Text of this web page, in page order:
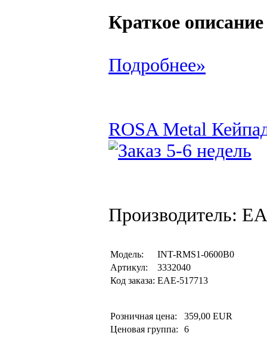
Краткое описание
Подробнее»
ROSA Metal
Производитель:
Модель:
INT-RMS1-0600B0
Артикул:
3332040
Код заказа: EAE-517713
Розничная цена:
359,00 EUR
Ценовая группа:
6